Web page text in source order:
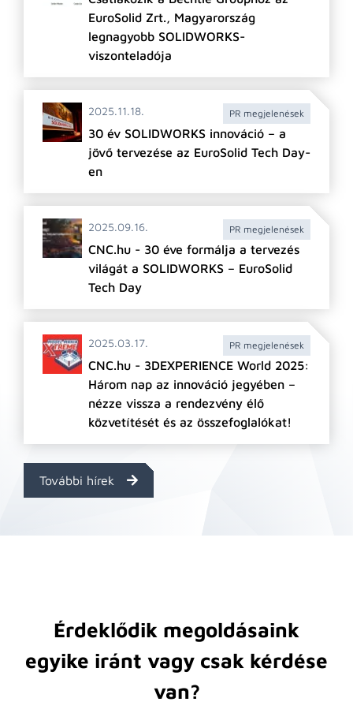
EuroSolid Zrt., Magyarország
legnagyobb SOLIDWORKS-
viszonteladója
2025.11.18. PR megjelenések
30 év SOLIDWORKS innováció – a
jövő tervezése az EuroSolid Tech Day-
en
2025.09.16. PR megjelenések
CNC.hu - 30 éve formálja a tervezés
világát a SOLIDWORKS – EuroSolid
Tech Day
2025.03.17. PR megjelenések
CNC.hu - 3DEXPERIENCE World 2025:
Három nap az innováció jegyében –
nézze vissza a rendezvény élő
közvetítését és az összefoglalókat!
További hírek
Érdeklődik megoldásaink
egyike iránt vagy csak kérdése
van?